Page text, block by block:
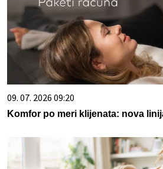
09. 07. 2026 09:20
Komfor po meri klijenata: nova